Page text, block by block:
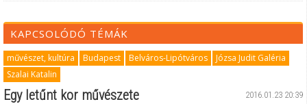
KAPCSOLÓDÓ TÉMÁK
művészet, kultúra Budapest Belváros-Lipótváros
Józsa Judit Galéria
Szalai Katalin
2016.01.23 20:39
Egy letűnt kor művészete